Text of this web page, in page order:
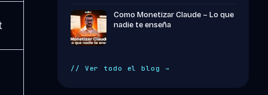
Como Monetizar Claude – Lo que
nadie te enseña
// Ver todo el blog →